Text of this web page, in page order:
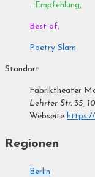
...Empfehlung,
Best of,
Poetry Slam
Standort
Fabriktheater
Lehrter Str. 35,
Webseite
Regionen
Berlin